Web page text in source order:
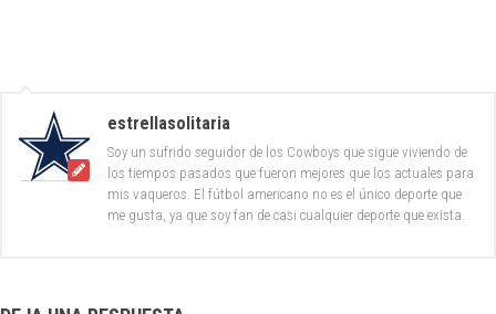
estrellasolitaria
Soy un sufrido seguidor de los Cowboys que sigue viviendo de
los tiempos pasados que fueron mejores que los actuales para
mis vaqueros. El fútbol americano no es el único deporte que
me gusta, ya que soy fan de casi cualquier deporte que exista.